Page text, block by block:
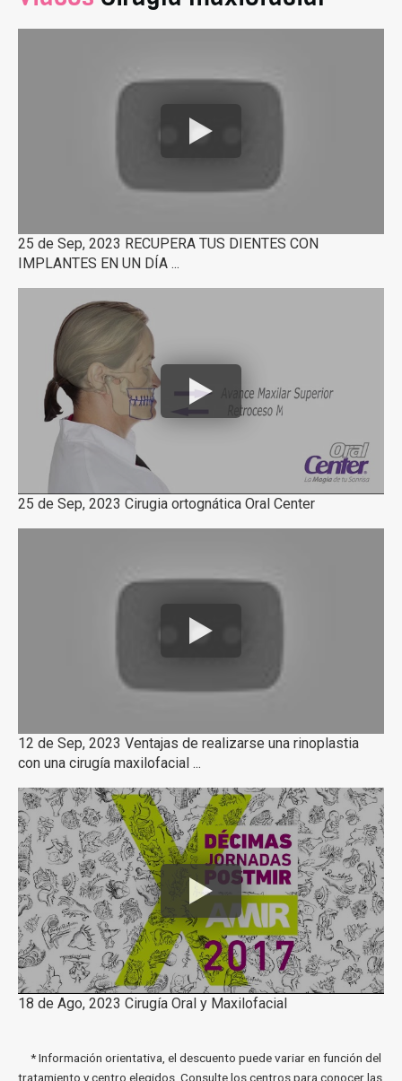
25 de Sep, 2023 RECUPERA TUS DIENTES CON
IMPLANTES EN UN DÍA ...
25 de Sep, 2023 Cirugia ortognática Oral Center
12 de Sep, 2023 Ventajas de realizarse una rinoplastia
con una cirugía maxilofacial ...
18 de Ago, 2023 Cirugía Oral y Maxilofacial
* Información orientativa, el descuento puede variar en función del
tratamiento y centro elegidos. Consulte los centros para conocer las